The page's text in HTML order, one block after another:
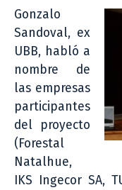
Gonzalo
Sandoval, ex
UBB, habló a
nombre de
las empresas
participantes
del proyecto
(Forestal
Natalhue,
IKS Ingecor SA,